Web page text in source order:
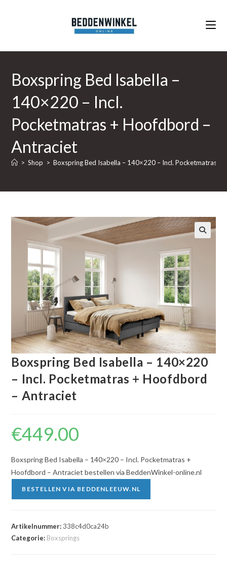
Boxspring Bed Isabella –
140×220 – Incl.
Pocketmatras + Hoofdbord –
Antraciet
> Shop > Boxspring Bed Isabella – 140×220 – Incl. Pocketmatras +
Boxspring Bed Isabella – 140×220
– Incl. Pocketmatras + Hoofdbord
– Antraciet
€449.00
Boxspring Bed Isabella – 140×220 – Incl. Pocketmatras +
Hoofdbord – Antraciet bestellen via BeddenWinkel-online.nl
BESTELLEN VIA BEDDENLEEUW.NL
Artikelnummer: 338c4d0ca24b
Categorie: Boxsprings